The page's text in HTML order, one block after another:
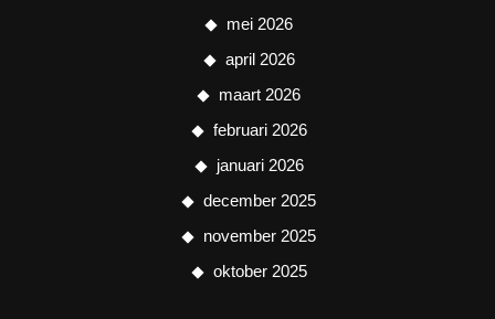
mei 2026
april 2026
maart 2026
februari 2026
januari 2026
december 2025
november 2025
oktober 2025